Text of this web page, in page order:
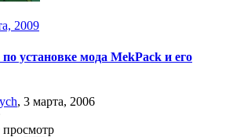
2009
установке мода MekPack и его
, 3 марта, 2006
просмотр